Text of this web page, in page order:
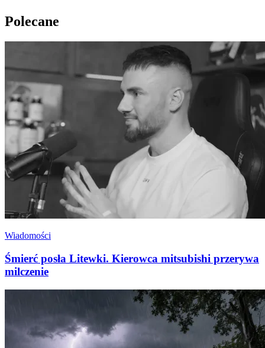
Polecane
Wiadomości
Śmierć posła Litewki. Kierowca mitsubishi przerywa
milczenie